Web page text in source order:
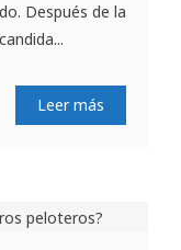
Después de la
Leer más